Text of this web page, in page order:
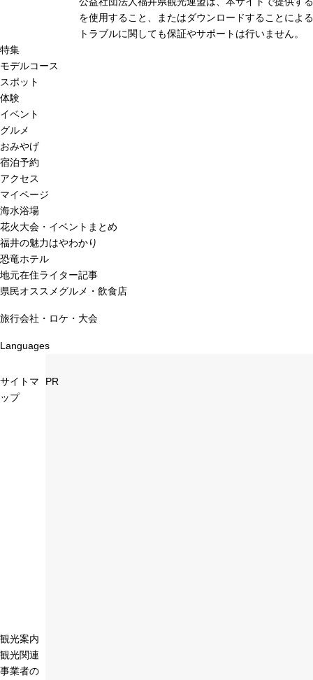
を使用すること、またはダウンロードすることによ
トラブルに関しても保証やサポートは行いません。
特集
モデルコース
スポット
体験
イベント
グルメ
おみやげ
宿泊予約
アクセス
マイページ
海水浴場
花火大会・イベントまとめ
福井の魅力はやわかり
恐竜ホテル
地元在住ライター記事
県民オススメグルメ・飲食店
旅行会社・ロケ・大会
Languages
サイトマ
ップ
観光案内
観光関連
事業者の
PR